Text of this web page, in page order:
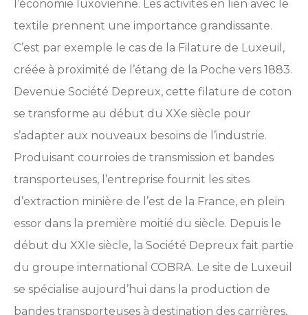
l’économie luxovienne. Les activités en lien avec le
textile prennent une importance grandissante.
C’est par exemple le cas de la Filature de Luxeuil,
créée à proximité de l’étang de la Poche vers 1883.
Devenue Société Depreux, cette filature de coton
se transforme au début du XXe siècle pour
s’adapter aux nouveaux besoins de l’industrie.
Produisant courroies de transmission et bandes
transporteuses, l’entreprise fournit les sites
d’extraction minière de l’est de la France, en plein
essor dans la première moitié du siècle. Depuis le
début du XXIe siècle, la Société Depreux fait partie
du groupe international COBRA. Le site de Luxeuil
se spécialise aujourd’hui dans la production de
bandes transporteuses à destination des carrières,